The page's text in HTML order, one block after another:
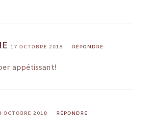
17 OCTOBRE 2018 RÉPONDRE
appétissant!
OCTOBRE 2018 RÉPONDRE